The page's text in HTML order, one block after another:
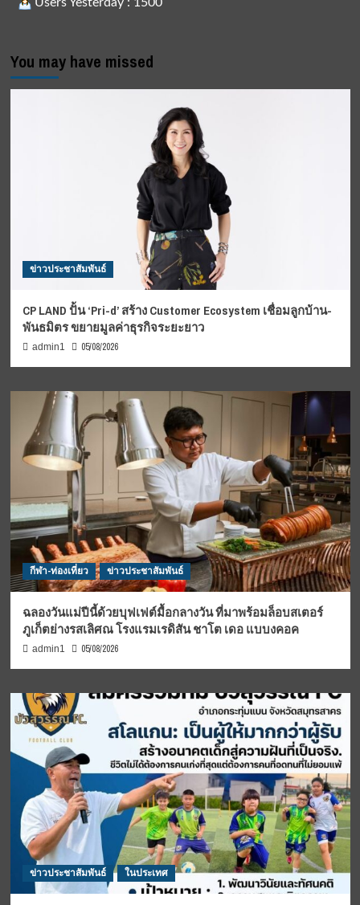
Users Yesterday : 1500
You may have missed
ข่าวประชาสัมพันธ์
CP LAND ปั้น ‘Pri-d’ สร้าง Customer Ecosystem เชื่อมลูกบ้าน-
พันธมิตร ขยายมูลค่าธุรกิจระยะยาว
admin1 05/08/2026
กีฬา-ท่องเที่ยว ข่าวประชาสัมพันธ์
ฉลองวันแม่ปีนี้ด้วยบุฟเฟต์มื้อกลางวัน ที่มาพร้อมล็อบสเตอร์
ภูเก็ตย่างรสเลิศณ โรงแรมเรดิสัน ชาโต เดอ แบบงคอค
admin1 05/08/2026
ข่าวประชาสัมพันธ์ ในประเทศ